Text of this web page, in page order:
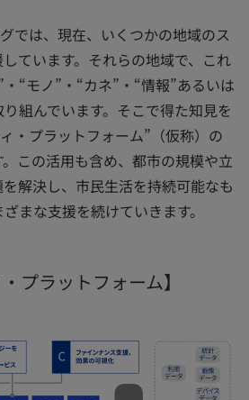
では、現在、いくつかの地域のス
ています。それらの地域で、これ
“モノ”・“カネ”・“情報”あるいは
組んでいます。そこで得た知見を
・プラットフォーム”（仮称）の
この活用も含め、都市の規模や立
解決し、市民生活を持続可能なも
まな支援を続けていきます。
プラットフォーム】